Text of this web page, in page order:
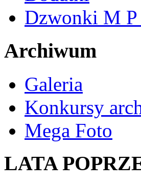
Dzwonki M P
Archiwum
Galeria
Konkursy
Mega Foto
LATA